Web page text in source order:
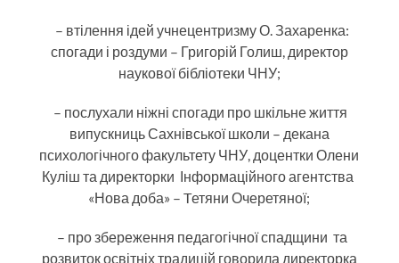
– втілення ідей учнецентризму О. Захаренка:
спогади і роздуми – Григорій Голиш, директор
наукової бібліотеки ЧНУ;
– послухали ніжні спогади про шкільне життя
випускниць Сахнівської школи – декана
психологічного факультету ЧНУ, доцентки Олени
Куліш та директорки Інформаційного агентства
«Нова доба» – Tетяни Очеретяної;
– про збереження педагогічної спадщини та
розвиток освітніх традицій говорила директорка